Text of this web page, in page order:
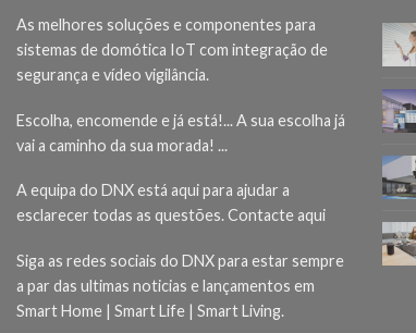
As melhores soluções e componentes para
sistemas de domótica IoT com integração de
segurança e vídeo vigilância.
Escolha, encomende e já está!... A sua escolha já
vai a caminho da sua morada! ...
A equipa do DNX está aqui para ajudar a
esclarecer todas as questões.Contacte aqui
Siga as redes sociais do DNX para estar sempre
a par das ultimas noticias e lançamentos em
Smart Home | Smart Life | Smart Living.